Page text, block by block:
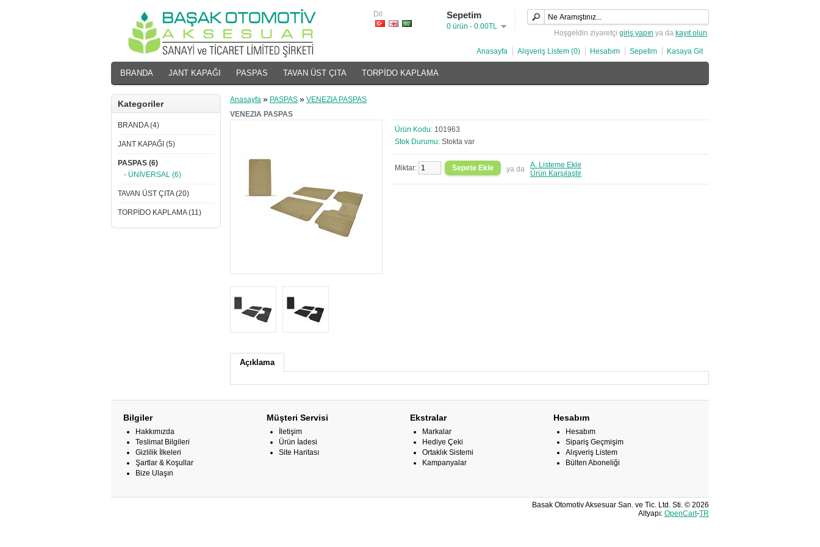
Dil Sepetim
0 ürün - 0.00TL
Hoşgeldin ziyaretçi giriş yapın ya da kayıt olun.
Anasayfa Alışveriş Listem (0) Hesabım Sepetim Kasaya Git
BRANDA JANT KAPAĞI PASPAS TAVAN ÜST ÇITA TORPİDO KAPLAMA
Kategoriler
BRANDA (4)
JANT KAPAĞI (5)
PASPAS (6)
- ÜNİVERSAL (6)
TAVAN ÜST ÇITA (20)
TORPİDO KAPLAMA (11)
Anasayfa » PASPAS » VENEZIA PASPAS
VENEZIA PASPAS
Ürün Kodu: 101963
Stok Durumu: Stokta var
Miktar: ya da A. Listeme Ekle
Ürün Karşılaştır
Açıklama
Bilgiler
Hakkımızda
Teslimat Bilgileri
Gizlilik İlkeleri
Şartlar & Koşullar
Bize Ulaşın
Müşteri Servisi
İletişim
Ürün İadesi
Site Haritası
Ekstralar
Markalar
Hediye Çeki
Ortaklık Sistemi
Kampanyalar
Hesabım
Hesabım
Sipariş Geçmişim
Alışveriş Listem
Bülten Aboneliği
Basak Otomotiv Aksesuar San. ve Tic. Ltd. Sti. © 2026
Altyapı: OpenCart-TR